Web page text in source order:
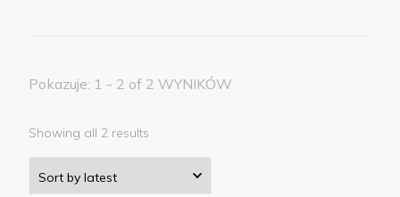
Pokazuje: 1 - 2 of 2 WYNIKÓW
Showing all 2 results